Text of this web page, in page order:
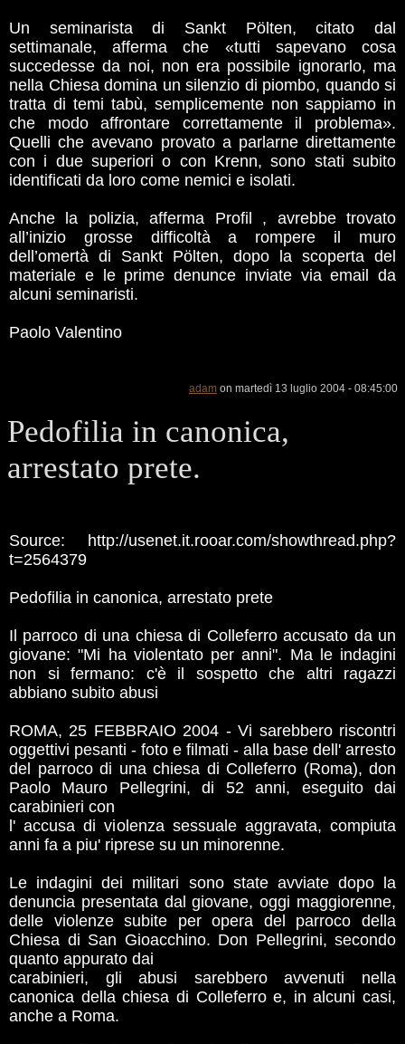
Un seminarista di Sankt Pölten, citato dal
settimanale, afferma che «tutti sapevano cosa
succedesse da noi, non era possibile ignorarlo, ma
nella Chiesa domina un silenzio di piombo, quando si
tratta di temi tabù, semplicemente non sappiamo in
che modo affrontare correttamente il problema».
Quelli che avevano provato a parlarne direttamente
con i due superiori o con Krenn, sono stati subito
identificati da loro come nemici e isolati.
Anche la polizia, afferma Profil , avrebbe trovato
all’inizio grosse difficoltà a rompere il muro
dell’omertà di Sankt Pölten, dopo la scoperta del
materiale e le prime denunce inviate via email da
alcuni seminaristi.
Paolo Valentino
adam on martedì 13 luglio 2004 - 08:45:00
Pedofilia in canonica,
arrestato prete.
Source: http://usenet.it.rooar.com/showthread.php?
t=2564379
Pedofilia in canonica, arrestato prete
Il parroco di una chiesa di Colleferro accusato da un
giovane: "Mi ha violentato per anni". Ma le indagini
non si fermano: c'è il sospetto che altri ragazzi
abbiano subito abusi
ROMA, 25 FEBBRAIO 2004 - Vi sarebbero riscontri
oggettivi pesanti - foto e filmati - alla base dell' arresto
del parroco di una chiesa di Colleferro (Roma), don
Paolo Mauro Pellegrini, di 52 anni, eseguito dai
carabinieri con
l' accusa di violenza sessuale aggravata, compiuta
anni fa a piu' riprese su un minorenne.
Le indagini dei militari sono state avviate dopo la
denuncia presentata dal giovane, oggi maggiorenne,
delle violenze subite per opera del parroco della
Chiesa di San Gioacchino. Don Pellegrini, secondo
quanto appurato dai
carabinieri, gli abusi sarebbero avvenuti nella
canonica della chiesa di Colleferro e, in alcuni casi,
anche a Roma.